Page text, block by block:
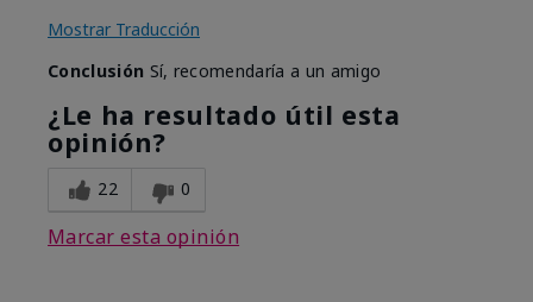
Mostrar Traducción
Conclusión Sí, recomendaría a un amigo
¿Le ha resultado útil esta
opinión?
22 0
Marcar esta opinión